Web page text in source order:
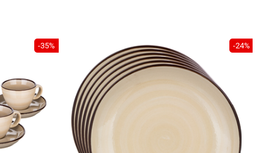
-35% -24%